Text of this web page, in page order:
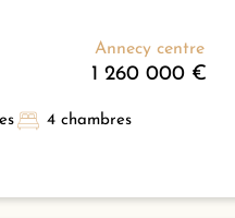
Annecy centre
1 260 000 €
4 chambres